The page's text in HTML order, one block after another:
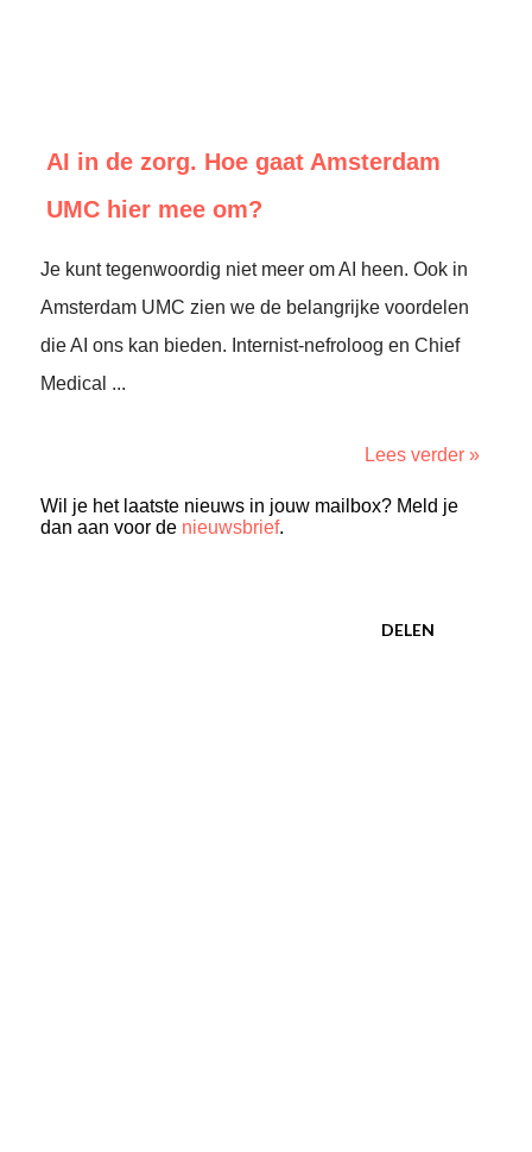
AI in de zorg. Hoe gaat Amsterdam
UMC hier mee om?
Je kunt tegenwoordig niet meer om AI heen. Ook in
Amsterdam UMC zien we de belangrijke voordelen
die AI ons kan bieden. Internist-nefroloog en Chief
Medical ...
Lees verder »
Wil je het laatste nieuws in jouw mailbox? Meld je
dan aan voor de nieuwsbrief.
DELEN